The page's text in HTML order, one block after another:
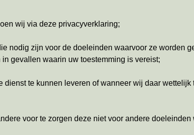
wij via deze privacyverklaring;
nodig zijn voor de doeleinden waarvoor ze worden
gevallen waarin uw toestemming is vereist;
te kunnen leveren of wanneer wij daar wettelijk
voor te zorgen deze niet voor andere doeleinden